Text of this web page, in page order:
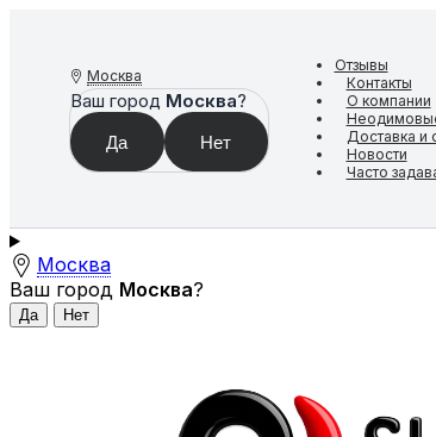
Москва
Ваш город Москва?
Отзывы
Контакты
О компании
Доставка и
Новости
Часто
Москва
Ваш город Москва?